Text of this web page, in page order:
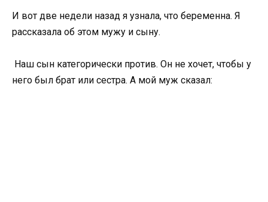
И вот две недели назад я узнала, что беременна. Я
рассказала об этом мужу и сыну.
Наш сын категорически против. Он не хочет, чтобы у
него был брат или сестра. А мой муж сказал: